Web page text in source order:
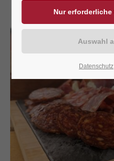
Datenschutz